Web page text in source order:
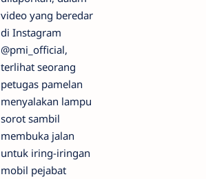
video yang beredar
di Instagram
@pmi_official,
terlihat seorang
petugas pamelan
menyalakan lampu
sorot sambil
membuka jalan
untuk iring-iringan
mobil pejabat